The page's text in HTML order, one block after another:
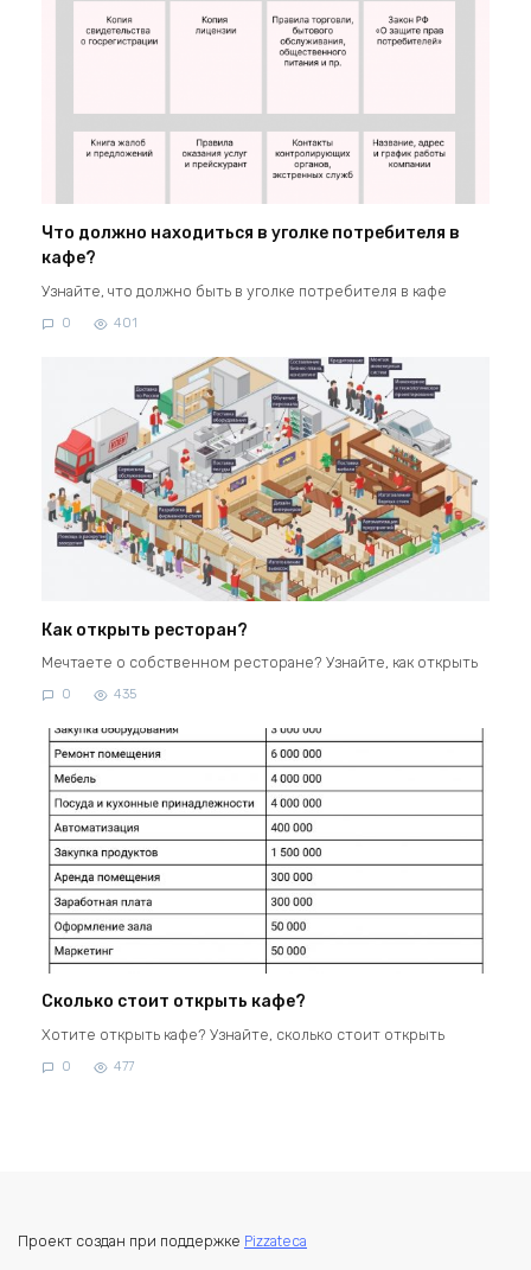
Что должно находиться в уголке потребителя в
кафе?
Узнайте, что должно быть в уголке потребителя в кафе
0 401
Как открыть ресторан?
Мечтаете о собственном ресторане? Узнайте, как открыть
0 435
Сколько стоит открыть кафе?
Хотите открыть кафе? Узнайте, сколько стоит открыть
0 477
Проект создан при поддержке Pizzateca